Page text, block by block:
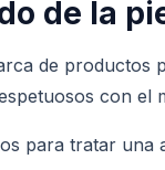
de la
de productos
con el
para tratar una